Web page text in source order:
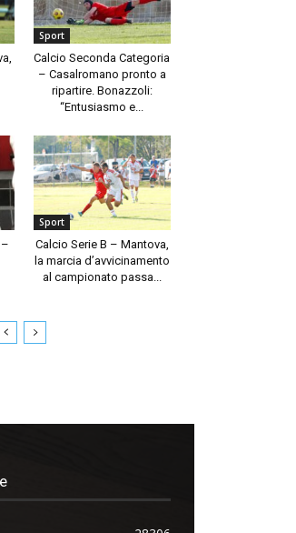
Sport
Calcio Seconda Categoria
– Casalromano pronto a
ripartire. Bonazzoli:
“Entusiasmo e...
Sport
Calcio Serie B – Mantova,
la marcia d’avvicinamento
al campionato passa...